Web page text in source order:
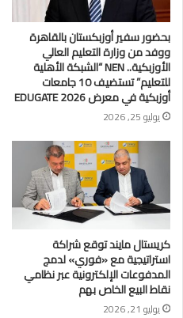
بحضور سفير أوزبكستان بالقاهرة
ووفد من وزارة التعليم العالي
الأوزبكية.. NEN “الشبكة الأهلية
للتعليم” تستضيف 10 جامعات
أوزبكية في معرض EDUGATE 2026
يوليو 25, 2026
كريستال مايند توقع شراكة
استراتيجية مع «فوري» لدمج
المدفوعات الإلكترونية عبر نظامي
نقاط البيع الخاص بهم
يوليو 21, 2026